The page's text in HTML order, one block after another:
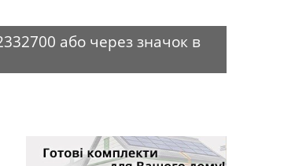
або через значок в